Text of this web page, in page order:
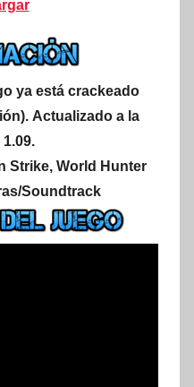
ya está crackeado
Actualizado a la
Strike, World Hunter
Soundtrack